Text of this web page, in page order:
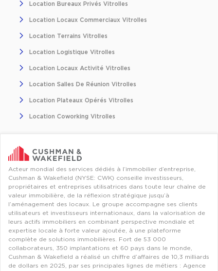
Location Bureaux Privés Vitrolles
Location Locaux Commerciaux Vitrolles
Location Terrains Vitrolles
Location Logistique Vitrolles
Location Locaux Activité Vitrolles
Location Salles De Réunion Vitrolles
Location Plateaux Opérés Vitrolles
Location Coworking Vitrolles
Acteur mondial des services dédiés à l’immobilier d’entreprise,
Cushman & Wakefield (NYSE: CWK) conseille investisseurs,
propriétaires et entreprises utilisatrices dans toute leur chaîne de
valeur immobilière, de la réflexion stratégique jusqu’à
l’aménagement des locaux. Le groupe accompagne ses clients
utilisateurs et investisseurs internationaux, dans la valorisation de
leurs actifs immobiliers en combinant perspective mondiale et
expertise locale à forte valeur ajoutée, à une plateforme
complète de solutions immobilières. Fort de 53 000
collaborateurs, 350 implantations et 60 pays dans le monde,
Cushman & Wakefield a réalisé un chiffre d’affaires de 10,3 milliards
de dollars en 2025, par ses principales lignes de métiers : Agence